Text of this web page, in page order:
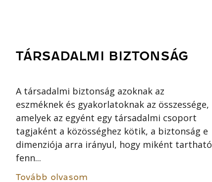
TÁRSADALMI BIZTONSÁG
A társadalmi biztonság azoknak az
eszméknek és gyakorlatoknak az összessége,
amelyek az egyént egy társadalmi csoport
tagjaként a közösséghez kötik, a biztonság e
dimenziója arra irányul, hogy miként tartható
fenn...
Tovább olvasom